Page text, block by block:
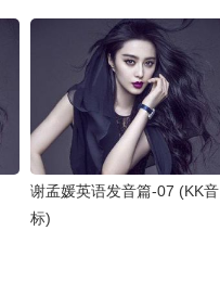
谢孟媛英语发音篇-07 (KK音
标)